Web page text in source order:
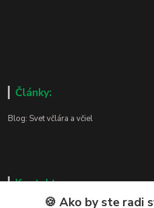
Články:
Blog: Svet včlára a včiel
Kontakty
🍪 Ako by ste radi